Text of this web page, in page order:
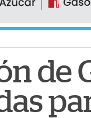
de